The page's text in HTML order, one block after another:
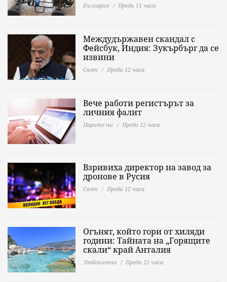
България Преди 11 часа
Междудържавен скандал с
Фейсбук, Индия: Зукърбърг да се
извини
Свят Преди 12 часа
Вече работи регистърът за
личния фалит
Парите ни Преди 12 часа
Взривиха директор на завод за
дронове в Русия
Свят Преди 12 часа
Огънят, който гори от хиляди
години: Тайната на „Горящите
скали“ край Анталия
Любопитно Преди 12 часа